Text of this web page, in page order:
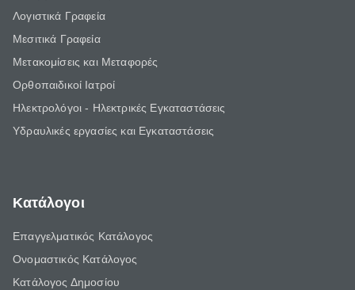
Λογιστικά Γραφεία
Μεσιτικά Γραφεία
Μετακομίσεις και Μεταφορές
Ορθοπαιδικοί Ιατροί
Ηλεκτρολόγοι - Ηλεκτρικές Εγκαταστάσεις
Υδραυλικές εργασίες και Εγκαταστάσεις
Κατάλογοι
Επαγγελματικός Κατάλογος
Ονομαστικός Κατάλογος
Κατάλογος Δημοσίου